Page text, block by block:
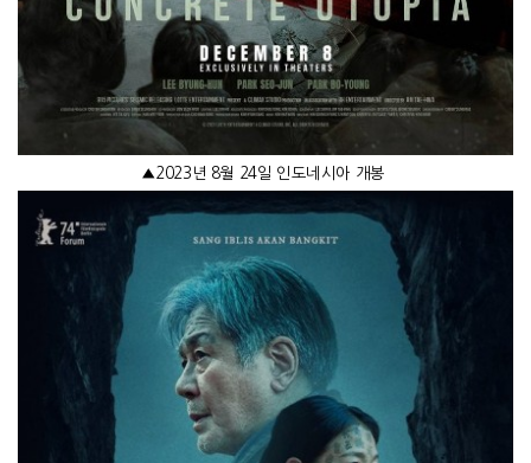
▲2023 년 8월 24일 인도네시아 개봉